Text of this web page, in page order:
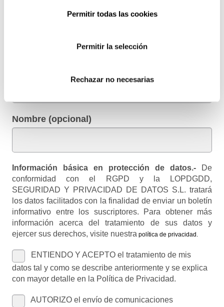
Permitir todas las cookies
Permitir la selección
Rechazar no necesarias
Canal de Denuncias,eCommerce,Prevención de
Nombre (opcional)
Información básica en protección de datos.- De
conformidad con el RGPD y la LOPDGDD,
SEGURIDAD Y PRIVACIDAD DE DATOS S.L. tratará
los datos facilitados con la finalidad de enviar un boletín
informativo entre los suscriptores. Para obtener más
información acerca del tratamiento de sus datos y
ejercer sus derechos, visite nuestra política de privacidad .
ENTIENDO Y ACEPTO el tratamiento de mis
datos tal y como se describe anteriormente y se explica
con mayor detalle en la Política de Privacidad.
AUTORIZO el envío de comunicaciones